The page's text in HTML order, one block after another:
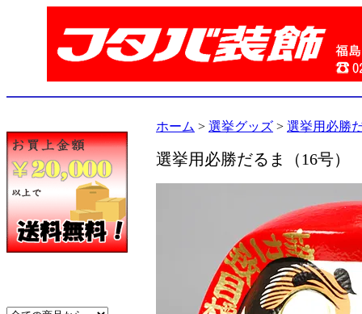
ホーム > 選挙グッズ > 選挙用必勝
選挙用必勝だるま（16号）